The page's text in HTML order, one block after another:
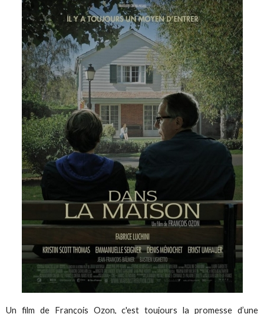
Un film de François Ozon, c'est toujours la promesse d’une